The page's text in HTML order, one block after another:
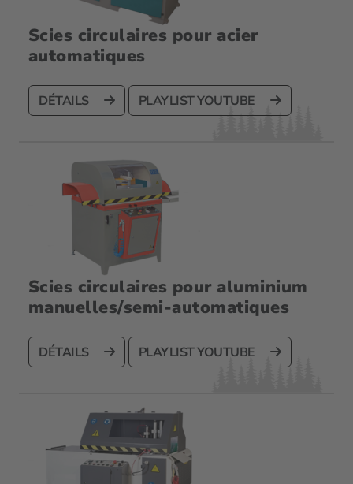
Scies circulaires pour acier
automatiques
DÉTAILS PLAYLIST YOUTUBE
Scies circulaires pour aluminium
manuelles/semi-automatiques
DÉTAILS PLAYLIST YOUTUBE